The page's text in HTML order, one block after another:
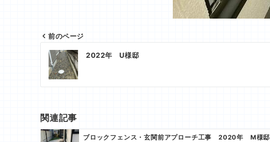
投
稿
ナ
ゲ
ー
前のページ
2022年 U様邸
関連記事
ブロックフェンス・玄関前アプローチ工事 2020年 M様邸